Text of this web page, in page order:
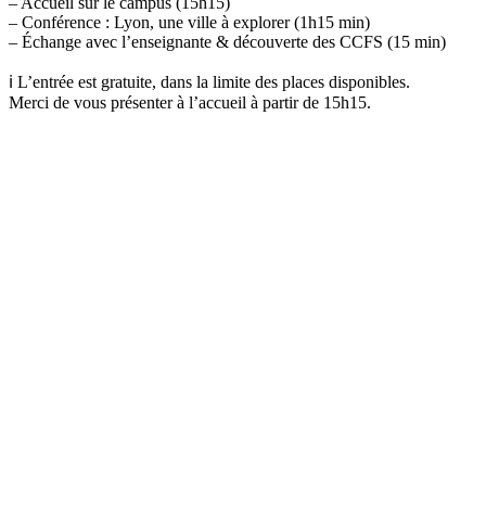
– Conférence : Lyon, une ville à explorer (1h15 min)
– Échange avec l’enseignante & découverte des CCFS (15 min)
ℹ️ L’entrée est gratuite, dans la limite des places disponibles.
Merci de vous présenter à l’accueil à partir de 15h15.